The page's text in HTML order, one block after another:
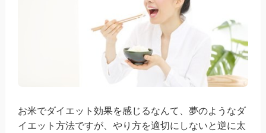
お米でダイエット効果を感じるなんて、夢のようなダ
イエット方法ですが、やり方を適切にしないと逆に太